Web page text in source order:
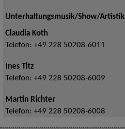
Unterhaltungsmusik/Show/Artistik
Claudia Koth
Telefon: +49 228 50208-6011
Ines Titz
Telefon: +49 228 50208-6009
Martin Richter
Telefon: +49 228 50208-6008